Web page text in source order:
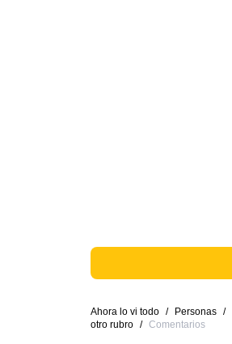
Ahora lo vi todo / Personas /
otro rubro / Comentarios